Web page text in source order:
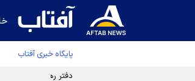
پایگاه خبری آفتاب
دفتر رهبر انقلاب